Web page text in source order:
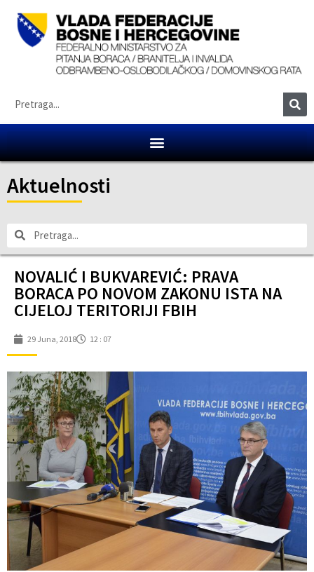
Aktuelnosti
NOVALIĆ I BUKVAREVIĆ: PRAVA
BORACA PO NOVOM ZAKONU ISTA NA
CIJELOJ TERITORIJI FBIH
29 Juna, 2018 12 : 07